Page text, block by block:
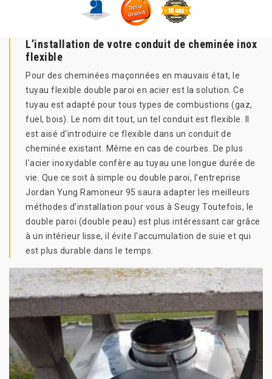
L’installation de votre conduit de cheminée inox
flexible
Pour des cheminées maçonnées en mauvais état, le
tuyau flexible double paroi en acier est la solution. Ce
tuyau est adapté pour tous types de combustions (gaz,
fuel, bois). Le nom dit tout, un tel conduit est flexible. Il
est aisé d'introduire ce flexible dans un conduit de
cheminée existant. Même en cas de courbes. De plus
l'acier inoxydable confère au tuyau une longue durée de
vie. Que ce soit à simple ou double paroi, l’entreprise
Jordan Yung Ramoneur 95 saura adapter les meilleurs
méthodes d’installation pour vous à Seugy Toutefois, le
double paroi (double peau) est plus intéressant car grâce
à un intérieur lisse, il évite l'accumulation de suie et qui
est plus durable dans le temps.